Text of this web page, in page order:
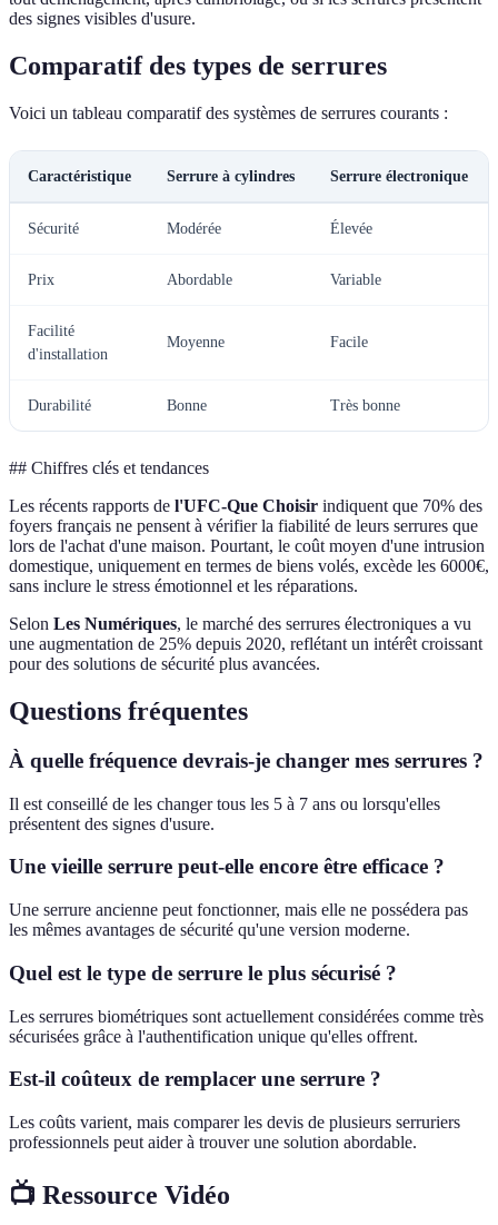
des signes visibles d'usure.
Comparatif des types de serrures
Voici un tableau comparatif des systèmes de serrures courants :
Caractéristique Serrure à cylindres Serrure électronique
Sécurité Modérée Élevée
Prix Abordable Variable
Facilité
d'installation
Moyenne Facile
Durabilité Bonne Très bonne
## Chiffres clés et tendances
Les récents rapports de l'UFC-Que Choisir indiquent que 70% des
foyers français ne pensent à vérifier la fiabilité de leurs serrures que
lors de l'achat d'une maison. Pourtant, le coût moyen d'une intrusion
domestique, uniquement en termes de biens volés, excède les 6000€,
sans inclure le stress émotionnel et les réparations.
Selon Les Numériques, le marché des serrures électroniques a vu
une augmentation de 25% depuis 2020, reflétant un intérêt croissant
pour des solutions de sécurité plus avancées.
Questions fréquentes
À quelle fréquence devrais-je changer mes serrures ?
Il est conseillé de les changer tous les 5 à 7 ans ou lorsqu'elles
présentent des signes d'usure.
Une vieille serrure peut-elle encore être efficace ?
Une serrure ancienne peut fonctionner, mais elle ne possédera pas
les mêmes avantages de sécurité qu'une version moderne.
Quel est le type de serrure le plus sécurisé ?
Les serrures biométriques sont actuellement considérées comme très
sécurisées grâce à l'authentification unique qu'elles offrent.
Est-il coûteux de remplacer une serrure ?
Les coûts varient, mais comparer les devis de plusieurs serruriers
professionnels peut aider à trouver une solution abordable.
📺 Ressource Vidéo